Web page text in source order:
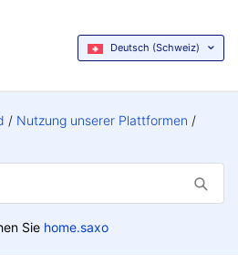
Deutsch (Schweiz)
Nutzung unserer Plattformen
Sie home.saxo